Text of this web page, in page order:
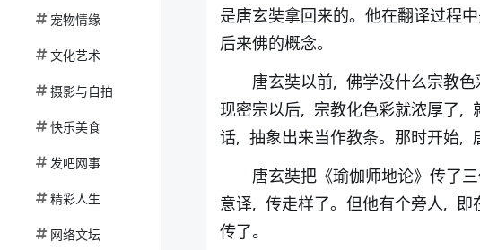
宠物情缘
文化艺术
摄影与自拍
快乐美食
发吧网事
精彩人生
网络文坛
是唐玄奘拿回来的。他在翻译过程
后来佛的概念。
唐玄奘以前, 佛学没什么宗教
现密宗以后, 宗教化色彩就浓厚了,
话, 抽象出来当作教条。那时开始,
唐玄奘把《瑜伽师地论》传了
意译, 传走样了。但他有个旁人, 即
传了。